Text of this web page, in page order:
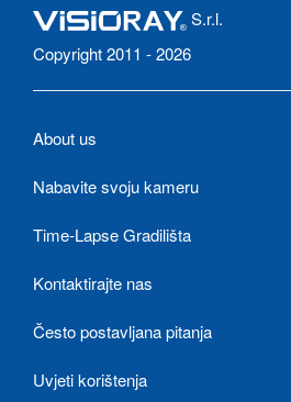
S.r.l.
Copyright 2011 - 2026
About us
Nabavite svoju kameru
Time-Lapse Gradilišta
Kontaktirajte nas
Često postavljana pitanja
Uvjeti korištenja